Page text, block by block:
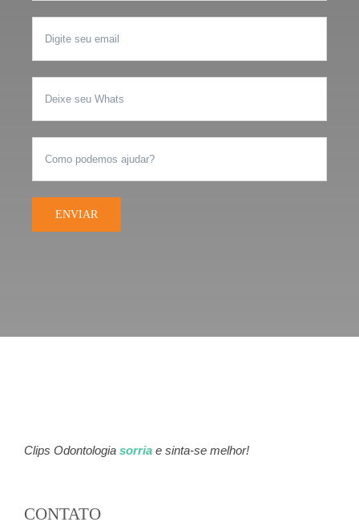
Clips Odontologia sorria e sinta-se melhor!
CONTATO